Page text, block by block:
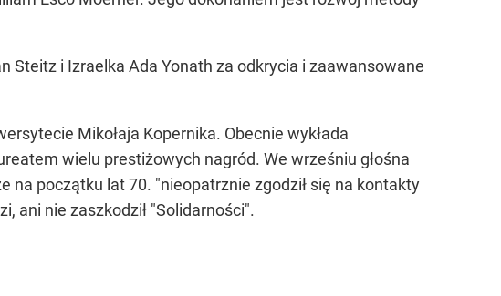
Steitz i Izraelka Ada Yonath za odkrycia i zaawansowane
Mikołaja Kopernika. Obecnie wykłada
wielu prestiżowych nagród. We wrześniu głośna
na początku lat 70. "nieopatrznie zgodził się na kontakty
ani nie zaszkodził "Solidarności".